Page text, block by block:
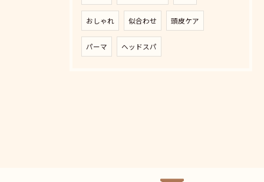
おしゃれ 似合わせ 頭皮ケア
パーマ ヘッドスパ